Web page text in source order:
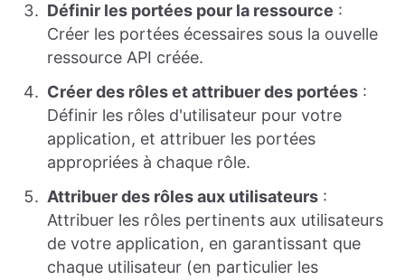
Définir les portées pour la ressource :
Créer les portées écessaires sous la ouvelle
ressource API créée.
Créer des rôles et attribuer des portées :
Définir les rôles d'utilisateur pour votre
application, et attribuer les portées
appropriées à chaque rôle.
Attribuer des rôles aux utilisateurs :
Attribuer les rôles pertinents aux utilisateurs
de votre application, en garantissant que
chaque utilisateur (en particulier les